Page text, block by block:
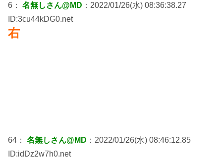
6： 名無しさん@MD ：2022/01/26(水) 08:36:38.27
ID:3cu44kDG0.net
右
64： 名無しさん@MD ：2022/01/26(水) 08:46:12.85
ID:idDz2w7h0.net